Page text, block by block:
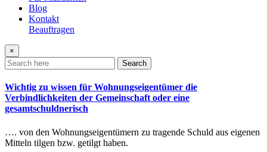
Blog
Kontakt
Beauftragen
×
Search
Wichtig zu wissen für Wohnungseigentümer die
Verbindlichkeiten der Gemeinschaft oder eine
gesamtschuldnerisch
…. von den Wohnungseigentümern zu tragende Schuld aus eigenen
Mitteln tilgen bzw. getilgt haben.